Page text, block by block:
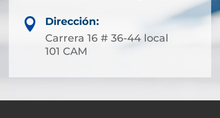

Dirección:
Carrera 16 # 36-44 local
101 CAM